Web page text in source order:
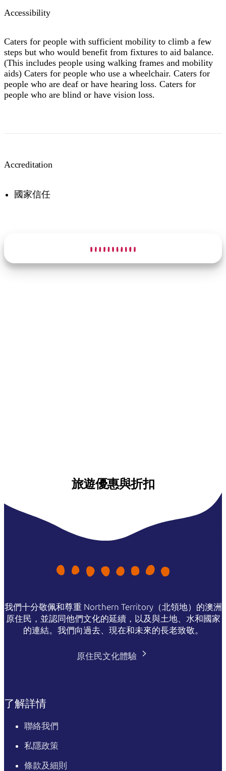
Accessibility
Caters for people with sufficient mobility to climb a few
steps but who would benefit from fixtures to aid balance.
(This includes people using walking frames and mobility
aids) Caters for people who use a wheelchair. Caters for
people who are deaf or have hearing loss. Caters for
people who are blind or have vision loss.
Accreditation
國家信任
旅遊優惠與折扣
我們十分敬佩和尊重 Northern Territory（北領地）的澳洲
原住民，並認同他們文化的延續，以及與土地、水和國家
的連結。我們向過去、現在和未來的長老致敬。
原住民文化體驗
了解詳情
聯絡我們
私隱政策
條款及細則